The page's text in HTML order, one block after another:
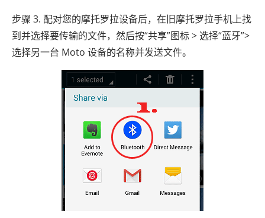
步骤 3. 配对您的摩托罗拉设备后，在旧摩托罗拉手机上找
到并选择要传输的文件，然后按“共享”图标 > 选择“蓝牙”>
选择另一台 Moto 设备的名称并发送文件。